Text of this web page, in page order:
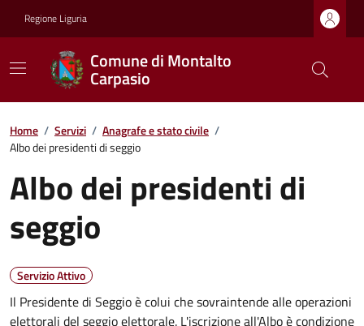
Regione Liguria
Comune di Montalto
Carpasio
Home / Servizi / Anagrafe e stato civile /
Albo dei presidenti di seggio
Albo dei presidenti di
seggio
Servizio Attivo
Il Presidente di Seggio è colui che sovraintende alle operazioni
elettorali del seggio elettorale. L'iscrizione all'Albo è condizione